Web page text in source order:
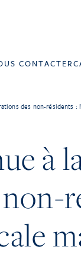
CONTACTER
des non-résidents
à